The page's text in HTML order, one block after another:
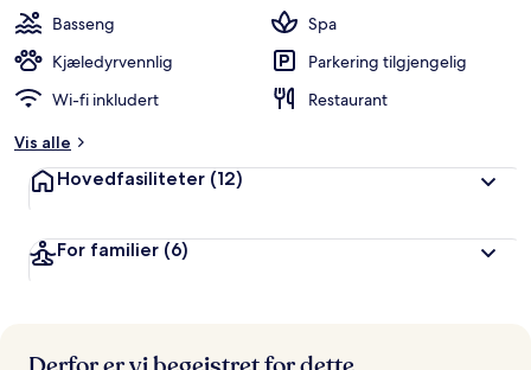
v
e
Basseng
Spa
Kjæledyrvennlig
Parkering tilgjengelig
Wi-fi inkludert
Restaurant
Vis alle
Hovedfasiliteter (12)
For familier (6)